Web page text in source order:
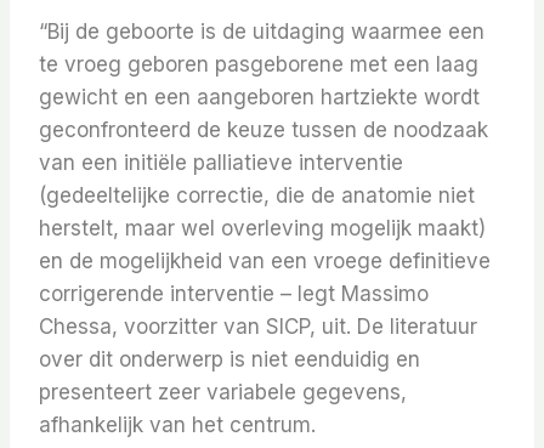
“Bij de geboorte is de uitdaging waarmee een
te vroeg geboren pasgeborene met een laag
gewicht en een aangeboren hartziekte wordt
geconfronteerd de keuze tussen de noodzaak
van een initiële palliatieve interventie
(gedeeltelijke correctie, die de anatomie niet
herstelt, maar wel overleving mogelijk maakt)
en de mogelijkheid van een vroege definitieve
corrigerende interventie – legt Massimo
Chessa, voorzitter van SICP, uit. De literatuur
over dit onderwerp is niet eenduidig ​​en
presenteert zeer variabele gegevens,
afhankelijk van het centrum.